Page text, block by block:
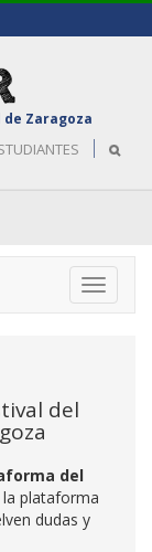
Zaragoza
Toggle
del
del
plataforma
dudas y